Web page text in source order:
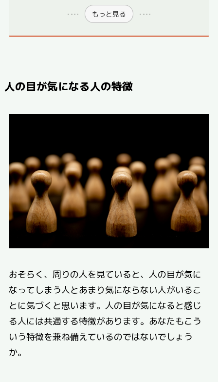
もっと見る
人の目が気になる人の特徴
おそらく、周りの人を見ていると、人の目が気に
なってしまう人とあまり気にならない人がいるこ
とに気づくと思います。人の目が気になると感じ
る人には共通する特徴があります。あなたもこう
いう特徴を兼ね備えているのではないでしょう
か。